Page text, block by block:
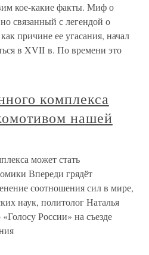
кое-какие факты. Миф о
связанный с легендой о
причине ее угасания, начал
в XVII в. По времени это
комплекса
нашей
может стать
Впереди грядёт
соотношения сил в мире,
наук, политолог Наталья
России» на съезде